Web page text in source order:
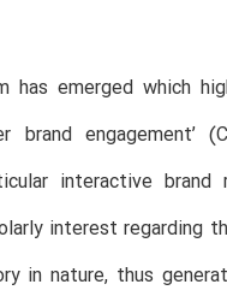
emerged which
brand
interactive
interest regarding
in nature, thus